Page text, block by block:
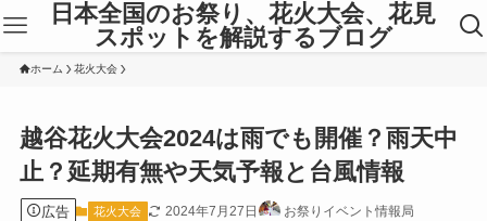
日本全国のお祭り、花火大会、花見
スポットを解説するブログ
ホーム 花火大会
越谷花火大会2024は雨でも開催？雨天中
止？延期有無や天気予報と台風情報
広告 花火大会 2024年7月27日 お祭りイベント情報局